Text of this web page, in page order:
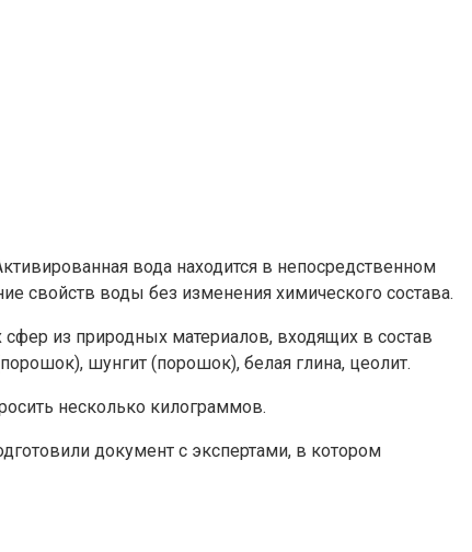
вода находится в непосредственном
свойств воды без изменения химического состава.
из природных материалов, входящих в состав
шунгит (порошок), белая глина, цеолит.
несколько килограммов.
документ с экспертами, в котором